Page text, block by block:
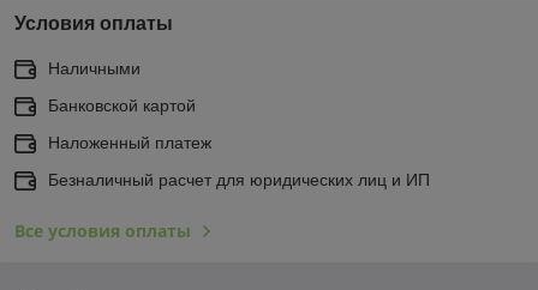
Условия оплаты
Наличными
Банковской картой
Наложенный платеж
Безналичный расчет для юридических лиц и ИП
Все условия оплаты